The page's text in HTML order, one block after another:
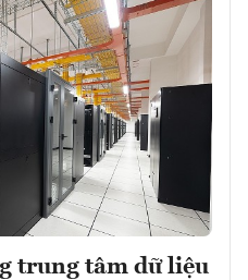
trung tâm dữ liệu